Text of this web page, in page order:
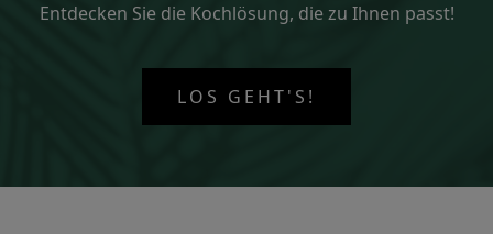
Entdecken Sie die Kochlösung, die zu Ihnen passt!
LOS GEHT'S!